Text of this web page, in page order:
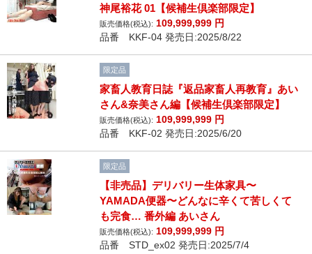
神尾裕花 01【候補生倶楽部限定】
販売価格(税込): 109,999,999 円
品番 KKF-04 発売日:2025/8/22
限定品
家畜人教育日誌『返品家畜人再教育』あい
さん&奈美さん編【候補生倶楽部限定】
販売価格(税込): 109,999,999 円
品番 KKF-02 発売日:2025/6/20
限定品
【非売品】デリバリー生体家具〜
YAMADA便器〜どんなに辛くて苦しくて
も完食… 番外編 あいさん
販売価格(税込): 109,999,999 円
品番 STD_ex02 発売日:2025/7/4